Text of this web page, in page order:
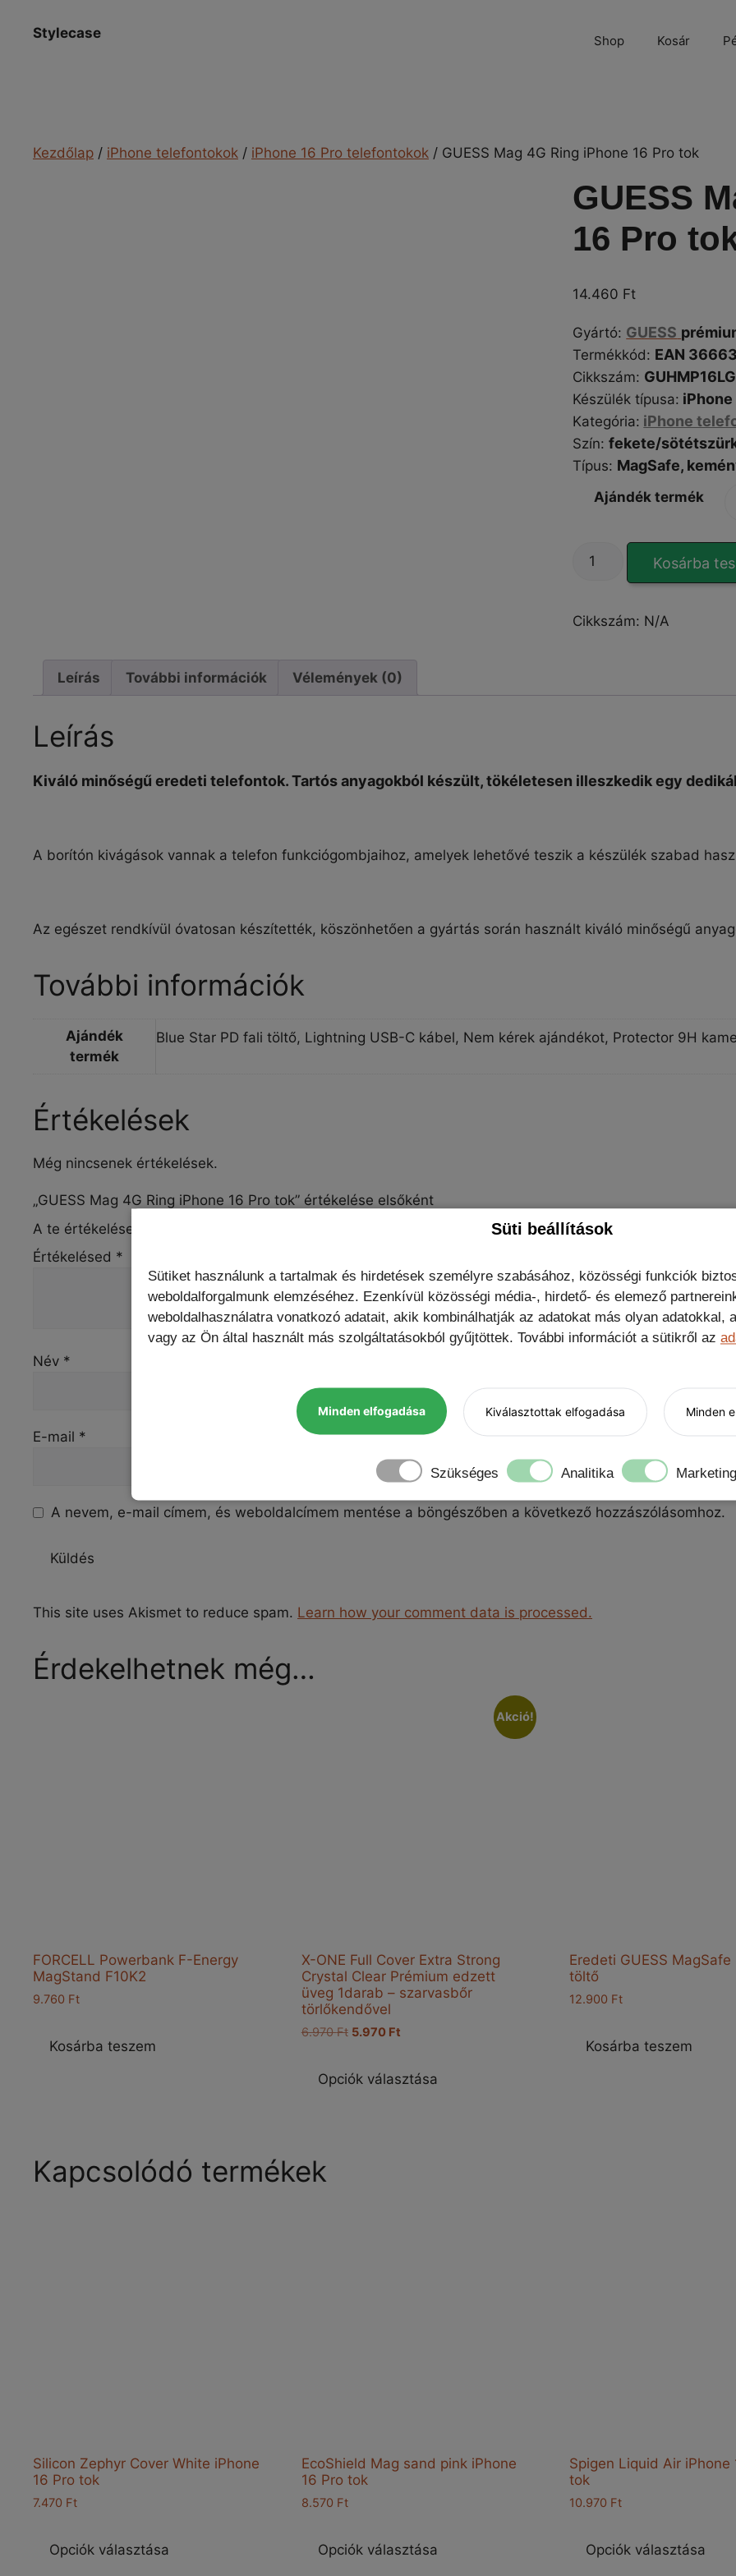
Süti beállítások
Sütiket használunk a tartalmak és hirdetések személyre szabásához, közösségi funkciók
weboldalforgalmunk elemzéséhez. Ezenkívül közösségi média-, hirdető- és elemező
weboldalhasználatra vonatkozó adatait, akik kombinálhatják az adatokat más olyan adatokkal,
vagy az Ön által használt más szolgáltatásokból gyűjtöttek. További információt a sütikről az
Minden elfogadása Kiválasztottak elfogadása Minden
Szükséges Analitika Marketing
Stylecase Shop Kosár
Kezdőlap / iPhone telefontokok / iPhone 16 Pro telefontokok / GUESS Mag 4G Ring iPhone 16 Pro tok
GUESS
16 Pro
14.460 Ft
Gyártó: GUESS
Termékkód: EAN
Cikkszám:
Készülék típusa: iPhone
Kategória: iPhone
Szín:fekete/
Típus: MagSafe,
Ajándék termék
GUESS
Ring
tok
Kosárba
Cikkszám: N/A
Leírás További információk Vélemények (0)
Leírás
Kiváló minőségű eredeti telefontok. Tartós anyagokból készült, tökéletesen illeszkedik egy
A borítón kivágások vannak a telefon funkciógombjaihoz, amelyek lehetővé teszik a készülék szabad
Az egészet rendkívül óvatosan készítették, köszönhetően a gyártás során használt kiváló minőségű
További információk
Ajándék
termék
Blue Star PD fali töltő, Lightning USB-C kábel, Nem kérek ajándékot, Protector 9H
Értékelések
Még nincsenek értékelések.
„GUESS Mag 4G Ring iPhone 16 Pro tok” értékelése elsőként
A te értékelésed
Értékelésed *
Név *
E-mail *
A nevem, e-mail címem, és weboldalcímem mentése a böngészőben a következő hozzászólásomhoz.
This site uses Akismet to reduce spam. Learn how your comment data is processed.
Érdekelhetnek még…
FORCELL Powerbank F-Energy
MagStand F10K2
9.760 Ft
Kosárba teszem
Akció!
X-ONE Full Cover Extra Strong
Crystal Clear Prémium edzett
üveg 1darab – szarvasbőr
törlőkendővel
6.970Ft Original
6.970 Ft.
5.970 FtCurrent
5.970 Ft.
Opciók választása
Eredeti GUESS MagSafe
töltő
12.900 Ft
Kosárba teszem
Kapcsolódó termékek
Silicon Zephyr Cover White iPhone
16 Pro tok
7.470 Ft
Opciók választása
EcoShield Mag sand pink iPhone
16 Pro tok
8.570 Ft
Opciók választása
Spigen Liquid Air iPhone
tok
10.970 Ft
Opciók választása